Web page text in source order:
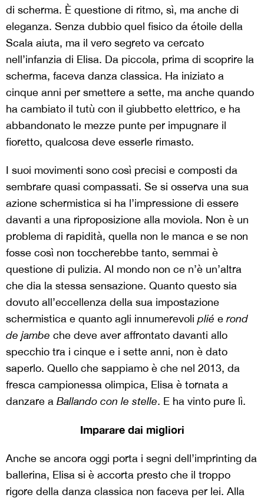
di scherma. È questione di ritmo, sì, ma anche di
eleganza. Senza dubbio quel fisico da étoile della
Scala aiuta, ma il vero segreto va cercato
nell’infanzia di Elisa. Da piccola, prima di scoprire la
scherma, faceva danza classica. Ha iniziato a
cinque anni per smettere a sette, ma anche quando
ha cambiato il tutù con il giubbetto elettrico, e ha
abbandonato le mezze punte per impugnare il
fioretto, qualcosa deve esserle rimasto.
I suoi movimenti sono così precisi e composti da
sembrare quasi compassati. Se si osserva una sua
azione schermistica si ha l’impressione di essere
davanti a una riproposizione alla moviola. Non è un
problema di rapidità, quella non le manca e se non
fosse così non toccherebbe tanto, semmai è
questione di pulizia. Al mondo non ce n’è un’altra
che dia la stessa sensazione. Quanto questo sia
dovuto all’eccellenza della sua impostazione
schermistica e quanto agli innumerevoli plié e rond
de jambe che deve aver affrontato davanti allo
specchio tra i cinque e i sette anni, non è dato
saperlo. Quello che sappiamo è che nel 2013, da
fresca campionessa olimpica, Elisa è tornata a
danzare a Ballando con le stelle. E ha vinto pure lì.
Imparare dai migliori
Anche se ancora oggi porta i segni dell’imprinting da
ballerina, Elisa si è accorta presto che il troppo
rigore della danza classica non faceva per lei. Alla